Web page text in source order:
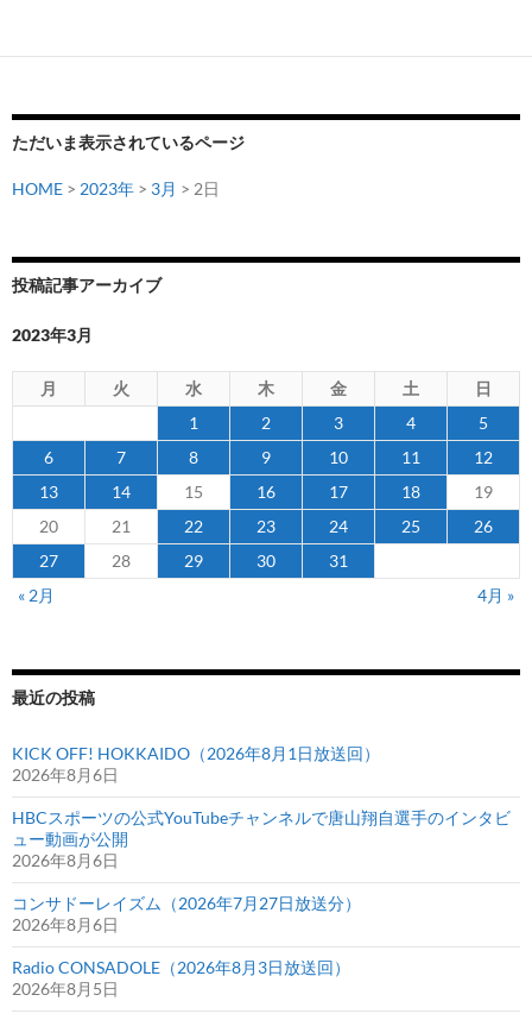
「
ン
ただいま表示されているページ
HOME > 2023年 > 3月 > 2日
投稿記事アーカイブ
2023年3月
月 火 水 木 金 土
日
1
2 3 4
5
6
7 8 9 10 11
12
13
14 15 16 17 18
19
20
21 22 23 24 25
26
27
28 29 30
31
« 2月
4月 »
最近の投稿
KICK OFF! HOKKAIDO（2026年8月1日放送回）
2026年8月6日
HBCスポーツの公式YouTubeチャンネルで唐山翔自選手のインタビ
ュー動画が公開
2026年8月6日
コンサドーレイズム（2026年7月27日放送分）
2026年8月6日
Radio CONSADOLE（2026年8月3日放送回）
2026年8月5日